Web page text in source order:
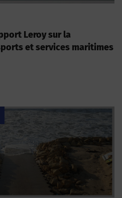
Leroy sur la
et services maritimes